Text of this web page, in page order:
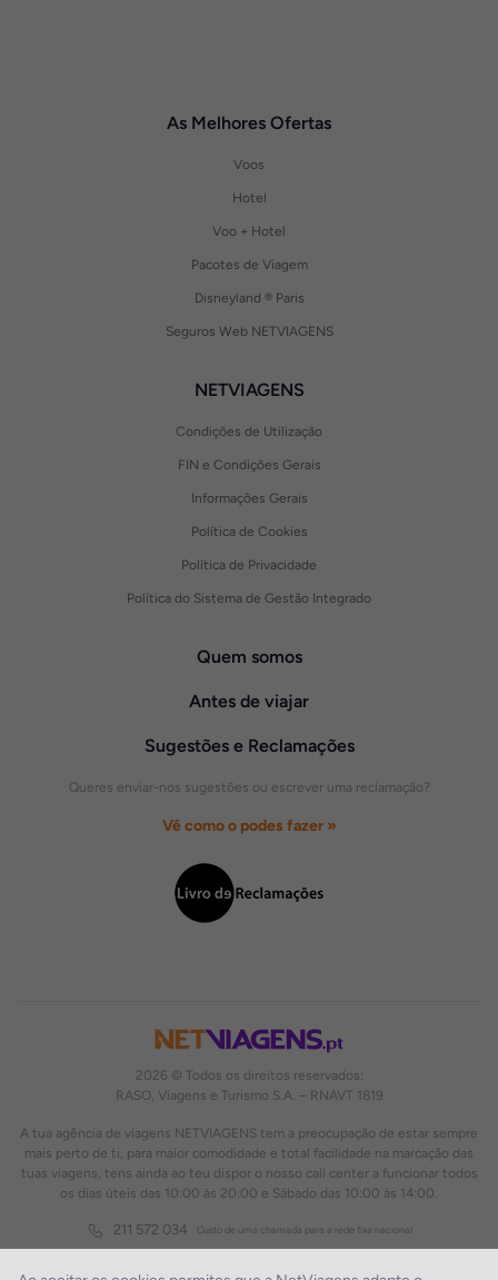
2026 © Todos os direitos reservados:
RASO, Viagens e Turismo S.A. – RNAVT 1819
A tua agência de viagens NETVIAGENS tem a preocupação de estar sempre
mais perto de ti, para maior comodidade e total facilidade na marcação das
tuas viagens, tens ainda ao teu dispor o nosso call center a funcionar todos
os dias úteis das 10:00 às 20:00 e Sábado das 10:00 às 14:00.
211 572 034 Custo de uma chamada para a rede fixa nacional
As Melhores Ofertas
Voos
Hotel
Voo + Hotel
Pacotes de Viagem
Disneyland ® Paris
Seguros Web NETVIAGENS
NETVIAGENS
Condições de Utilização
FIN e Condições Gerais
Informações Gerais
Política de Cookies
Política de Privacidade
Política do Sistema de Gestão Integrado
Quem somos
Antes de viajar
Sugestões e Reclamações
Queres enviar-nos sugestões ou escrever uma reclamação?
Vê como o podes fazer »